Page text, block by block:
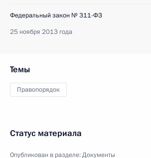
Федеральный закон № 311-ФЗ
25 ноября 2013 года
Темы
Правопорядок
Статус материала
Опубликован в разделе:Документы